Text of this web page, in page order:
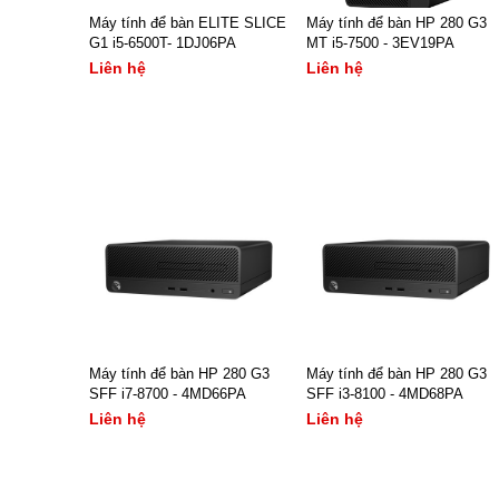
Máy tính để bàn ELITE SLICE
G1 i5-6500T- 1DJ06PA
Liên hệ
6500T (2.5Ghz, 6MB)
- Bộ nhớ ram: Ram 8GB
(1x8GB) DDR4
tháng
Liên hệ
Máy tính để bàn HP 280 G3
MT i5-7500 - 3EV19PA
Liên hệ
- RAM: 4GB DDR4
- Ổ đĩa cứng: 500GB 7200
RPM
tháng
Liên hệ
Máy tính để bàn HP 280 G3
SFF i7-8700 - 4MD66PA
Liên hệ
Máy tính để bàn HP 280 G3
SFF i3-8100 - 4MD68PA
Liên hệ